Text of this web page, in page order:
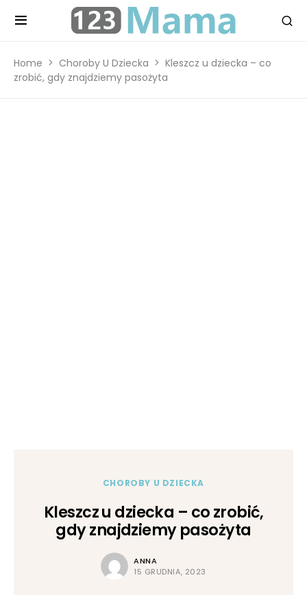
Home Choroby U Dziecka
Kleszcz u dziecka – co
zrobić, gdy znajdziemy pasożyta
CHOROBY U DZIECKA
Kleszcz u dziecka – co zrobić,
gdy znajdziemy pasożyta
ANNA
15 GRUDNIA, 2023